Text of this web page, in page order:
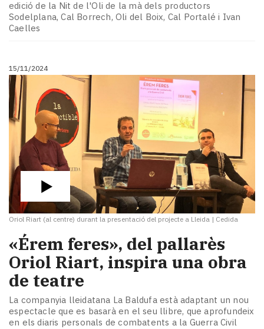
edició de la Nit de l'Oli de la mà dels productors
Sodelplana, Cal Borrech, Oli del Boix, Cal Portalé i Ivan
Caelles
15/11/2024
Oriol Riart (al centre) durant la presentació del projecte a Lleida | Cedida
«Érem feres», del pallarès
Oriol Riart, inspira una obra
de teatre
La companyia lleidatana La Baldufa està adaptant un nou
espectacle que es basarà en el seu llibre, que aprofundeix
en els diaris personals de combatents a la Guerra Civil